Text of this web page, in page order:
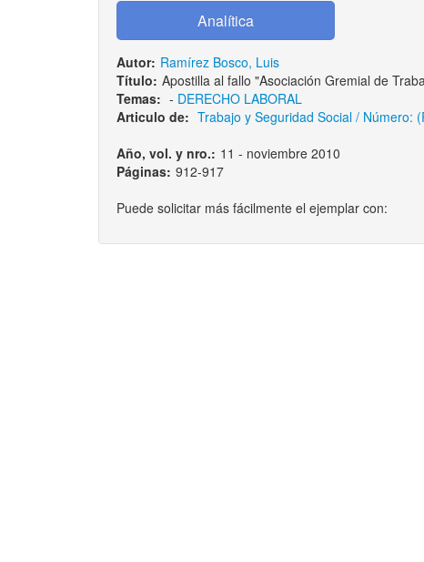
Autor: Ramírez Bosco, Luis
Título: Apostilla al fallo "Asociación Gremial de
Temas: - DERECHO LABORAL
Articulo de: Trabajo y Seguridad Social / Número:
Año, vol. y nro.: 11 - noviembre 2010
Páginas: 912-917
Puede solicitar más fácilmente el ejemplar con: